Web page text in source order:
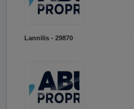
Lannilis - 29870